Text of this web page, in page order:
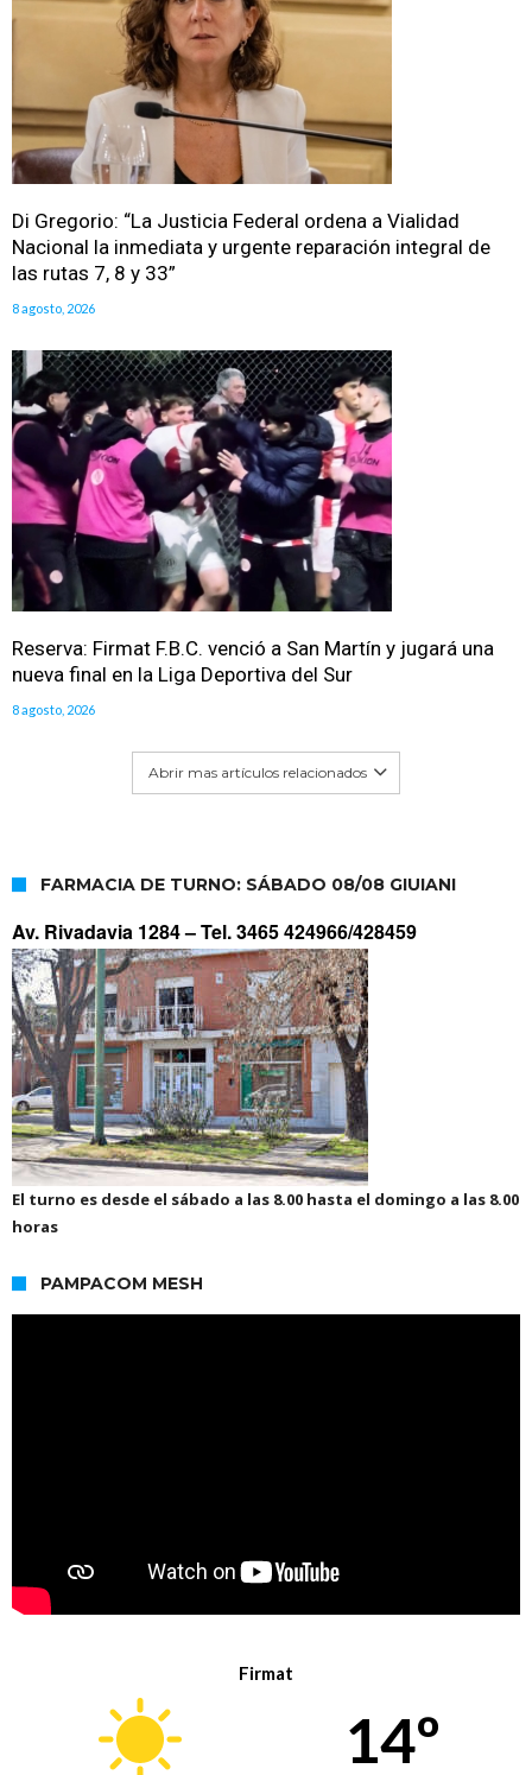
Di Gregorio: “La Justicia Federal ordena a Vialidad
Nacional la inmediata y urgente reparación integral de
las rutas 7, 8 y 33”
8 agosto, 2026
Reserva: Firmat F.B.C. venció a San Martín y jugará una
nueva final en la Liga Deportiva del Sur
8 agosto, 2026
Abrir mas artículos relacionados
FARMACIA DE TURNO: SÁBADO 08/08 GIUIANI
Av. Rivadavia 1284 –Tel. 3465 424966/428459
El turno es desde el sábado a las 8.00 hasta el domingo a las 8.00
horas
PAMPACOM MESH
Firmat
14º